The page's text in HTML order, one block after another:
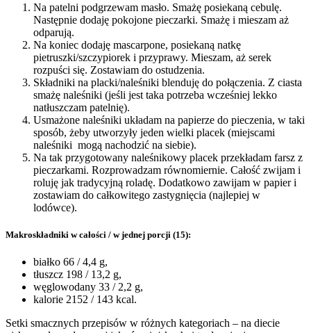
Na patelni podgrzewam masło. Smażę posiekaną cebulę.
Następnie dodaję pokojone pieczarki. Smażę i mieszam aż
odparują.
Na koniec dodaję mascarpone, posiekaną natkę
pietruszki/szczypiorek i przyprawy. Mieszam, aż serek
rozpuści się. Zostawiam do ostudzenia.
Składniki na placki/naleśniki blenduję do połączenia. Z ciasta
smażę naleśniki (jeśli jest taka potrzeba wcześniej lekko
natłuszczam patelnię).
Usmażone naleśniki układam na papierze do pieczenia, w taki
sposób, żeby utworzyły jeden wielki placek (miejscami
naleśniki mogą nachodzić na siebie).
Na tak przygotowany naleśnikowy placek przekładam farsz z
pieczarkami. Rozprowadzam równomiernie. Całość zwijam i
roluję jak tradycyjną roladę. Dodatkowo zawijam w papier i
zostawiam do całkowitego zastygnięcia (najlepiej w
lodówce).
Makroskładniki w całości / w jednej porcji (15):
białko 66 / 4,4 g,
tłuszcz 198 / 13,2 g,
węglowodany 33 / 2,2 g,
kalorie 2152 / 143 kcal.
Setki smacznych przepisów w różnych kategoriach – na diecie